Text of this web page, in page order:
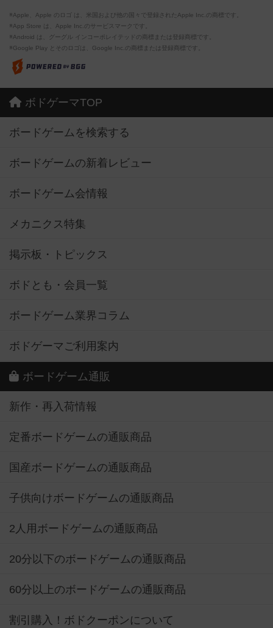
※Apple、Apple のロゴ は、米国および他の国々で登録されたApple Inc.の商標です。
※App Store は、Apple Inc.のサービスマークです。
※Android は、グーグル インコーポレイテッドの商標または登録商標です。
※Google Play とそのロゴは、Google Inc.の商標または登録商標です。
ボドゲーマTOP
ボードゲームを検索する
ボードゲームの新着レビュー
ボードゲーム会情報
メカニクス特集
掲示板・トピックス
ボドとも・会員一覧
ボードゲーム業界コラム
ボドゲーマご利用案内
ボードゲーム通販
新作・再入荷情報
定番ボードゲームの通販商品
国産ボードゲームの通販商品
子供向けボードゲームの通販商品
2人用ボードゲームの通販商品
20分以下のボードゲームの通販商品
60分以上のボードゲームの通販商品
割引購入！ボドクーポンについて